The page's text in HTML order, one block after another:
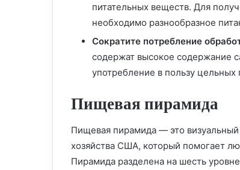
питательных веществ. Для
необходимо разнообразное
Сократите потребление
содержат высокое содержание
употребление в пользу цельных
Пищевая пирамида
Пищевая пирамида — это
хозяйства США, который помогает
Пирамида разделена на шесть